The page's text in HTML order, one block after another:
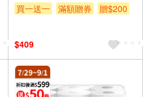
買一送一
滿額贈券 贈$200
$409